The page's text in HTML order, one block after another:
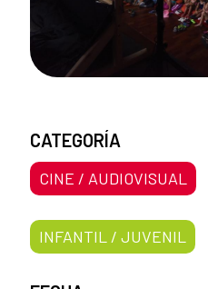
CATEGORÍA
CINE / AUDIOVISUAL
INFANTIL / JUVENIL